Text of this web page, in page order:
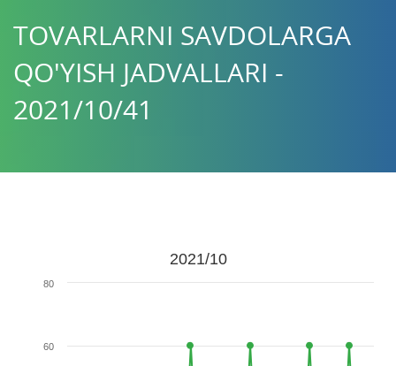
TOVARLARNI SAVDOLARGA
QO'YISH JADVALLARI -
2021/10/41
2021/10
60
80